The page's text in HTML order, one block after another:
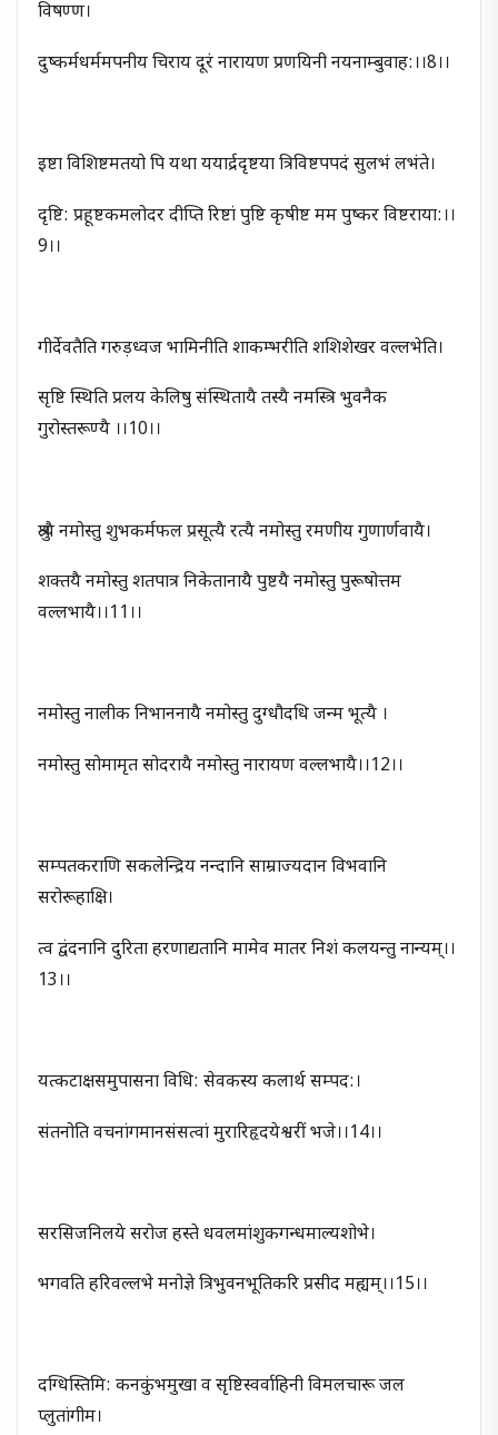
विषण्ण।
दुष्कर्मधर्ममपनीय चिराय दूरं नारायण प्रणयिनी नयनाम्बुवाह:।।8।।
इष्टा विशिष्टमतयो पि यथा ययार्द्रदृष्टया त्रिविष्टपपदं सुलभं लभंते।
दृष्टि: प्रहूष्टकमलोदर दीप्ति रिष्टां पुष्टि कृषीष्ट मम पुष्कर विष्टराया:।।
9।।
गीर्देवतैति गरुड़ध्वज भामिनीति शाकम्भरीति शशिशेखर वल्लभेति।
सृष्टि स्थिति प्रलय केलिषु संस्थितायै तस्यै ‍नमस्त्रि भुवनैक
गुरोस्तरूण्यै ।।10।।
श्रुत्यै नमोस्तु शुभकर्मफल प्रसूत्यै रत्यै नमोस्तु रमणीय गुणार्णवायै।
शक्तयै नमोस्तु शतपात्र निकेतानायै पुष्टयै नमोस्तु पुरूषोत्तम
वल्लभायै।।11।।
नमोस्तु नालीक निभाननायै नमोस्तु दुग्धौदधि जन्म भूत्यै ।
नमोस्तु सोमामृत सोदरायै नमोस्तु नारायण वल्लभायै।।12।।
सम्पतकराणि सकलेन्द्रिय नन्दानि साम्राज्यदान विभवानि
सरोरूहाक्षि।
त्व द्वंदनानि दुरिता हरणाद्यतानि मामेव मातर निशं कलयन्तु नान्यम्।।
13।।
यत्कटाक्षसमुपासना विधि: सेवकस्य कलार्थ सम्पद:।
संतनोति वचनांगमानसंसत्वां मुरारिहृदयेश्वरीं भजे।।14।।
सरसिजनिलये सरोज हस्ते धवलमांशुकगन्धमाल्यशोभे।
भगवति हरिवल्लभे मनोज्ञे त्रिभुवनभूतिकरि प्रसीद मह्यम्।।15।।
दग्धिस्तिमि: कनकुंभमुखा व सृष्टिस्वर्वाहिनी विमलचारू जल
प्लुतांगीम।